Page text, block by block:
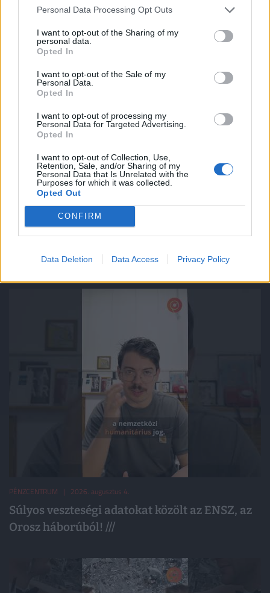
Personal Data Processing Opt Outs
I want to opt-out of the Sharing of my
personal data.
Opted In
I want to opt-out of the Sale of my
Personal Data.
Opted In
I want to opt-out of processing my
Personal Data for Targeted Advertising.
Opted In
I want to opt-out of Collection, Use,
Retention, Sale, and/or Sharing of my
Personal Data that Is Unrelated with the
Purposes for which it was collected.
Opted Out
CONFIRM
Data Deletion Data Access Privacy Policy
| 2026. augusztus 5.
Megtérülhet az okosotthon ára 2-3 év alatt? ///
PÉNZCENTRUM | 2026. augusztus 4.
Súlyos veszteségi adatokat közölt az ENSZ, az
Orosz háborúból! /// ️